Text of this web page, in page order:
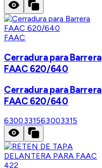
FAAC
Cerradura para Barrera
FAAC 620/640
Cerradura para Barrera
FAAC 620/640
6300331563003315